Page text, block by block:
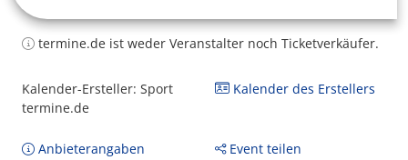
termine.de ist weder Veranstalter noch Ticketverkäufer.
Kalender-Ersteller: Sport
termine.de
Kalender des Erstellers
Anbieterangaben Event teilen